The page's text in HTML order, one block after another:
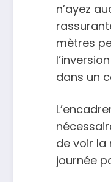
n’ayez
mètres
dans un
de voir la
journée